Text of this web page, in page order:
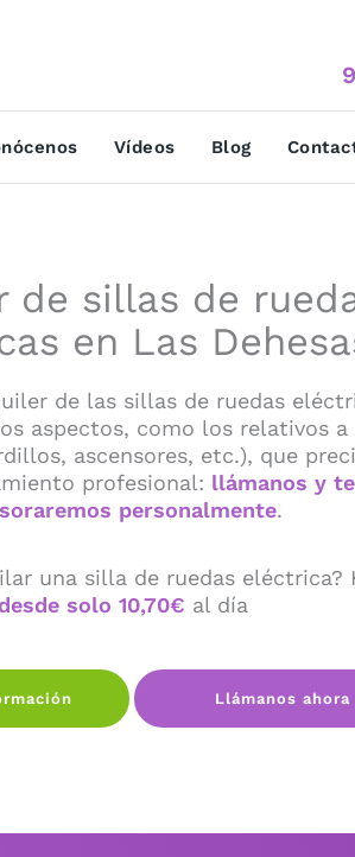
Vídeos Blog
de sillas de
en Las
de las sillas de ruedas
aspectos, como los relativos a
ascensores, etc.), que
profesional: llámanos y te
personalmente.
una silla de ruedas eléctrica?
desde solo 10,70€ al día
Llámanos ahora